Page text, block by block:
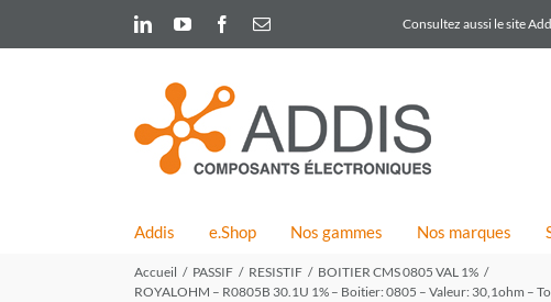
content
LinkedInYouTubeFacebook
Email Consultez aussi le site
Addis e.Shop Nos gammes Nos marques
Accueil PASSIF RESISTIF
BOITIER CMS 0805 VAL 1%
ROYALOHM – R0805B 30.1U 1% – Boitier: 0805 – Valeur: 30,1ohm –